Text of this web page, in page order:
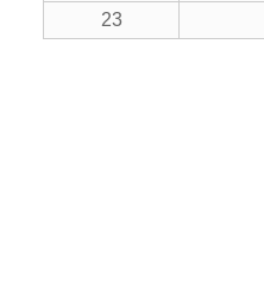
23